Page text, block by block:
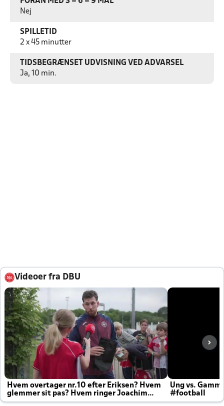
Nej
SPILLETID
2 x 45 minutter
TIDSBEGRÆNSET UDVISNING VED ADVARSEL
Ja, 10 min.
Videoer fra DBU
Hvem overtager nr.10 efter Eriksen? Hvem
glemmer sit pas? Hvem ringer Joachim
altid til efter kampe?
Ung vs.
#football